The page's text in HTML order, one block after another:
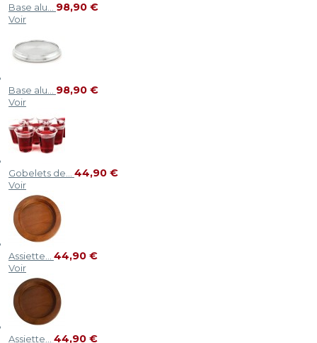
Base alu... 98,90 €
Voir
Base alu... 98,90 €
Voir
Gobelets de... 44,90 €
Voir
Assiette... 44,90 €
Voir
Assiette... 44,90 €